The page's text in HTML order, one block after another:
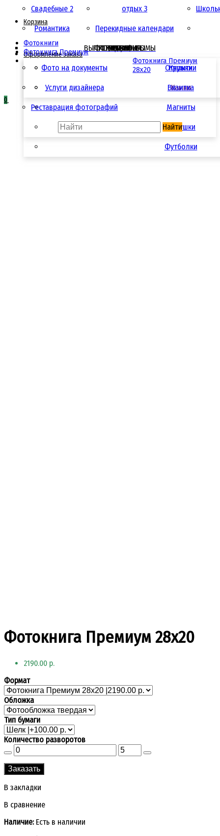
Корзина
Оформление заказа
0
Свадебные 2
Романтика
отдых 3
Перекидные календари
ФОТОСУВЕНИРЫ
Кружки
Камни
Магниты
Подушки
Футболки
ЦЕНЫ
АКЦИИ
ВЫПУСКНЫЕ АЛЬБОМЫ
ПОЛИГРАФИЯ
Открытки
Визитка
УСЛУГИ
Фото на документы
Услуги дизайнера
Реставрация фотографий
Найти
Фотокниги
Фотокнига Премиум
Фотокнига Премиум
28x20
Фотокнига Премиум 28x20
2190.00 р.
Формат
Обложка
Тип бумаги
Количество разворотов
Заказать
В закладки
В сравнение
Наличие:Есть в наличии